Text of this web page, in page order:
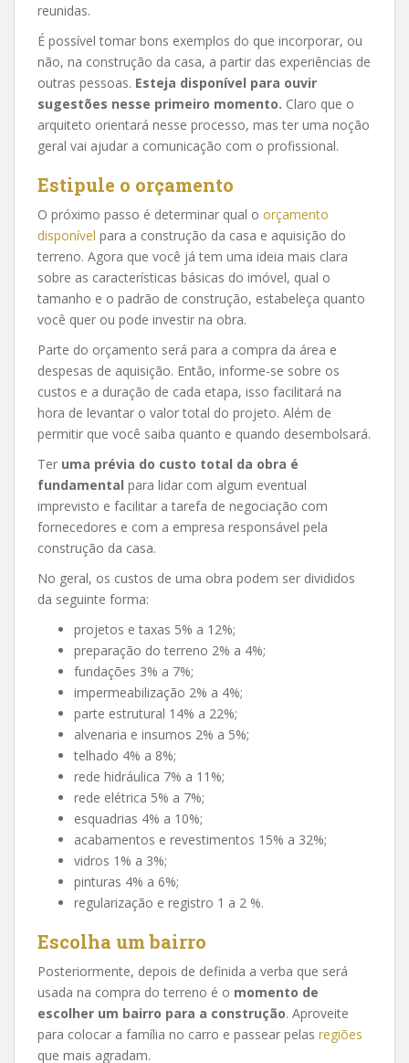
reunidas.
É possível tomar bons exemplos do que incorporar, ou
não, na construção da casa, a partir das experiências de
outras pessoas. Esteja disponível para ouvir
sugestões nesse primeiro momento. Claro que o
arquiteto orientará nesse processo, mas ter uma noção
geral vai ajudar a comunicação com o profissional.
Estipule o orçamento
O próximo passo é determinar qual o orçamento
disponível para a construção da casa e aquisição do
terreno. Agora que você já tem uma ideia mais clara
sobre as características básicas do imóvel, qual o
tamanho e o padrão de construção, estabeleça quanto
você quer ou pode investir na obra.
Parte do orçamento será para a compra da área e
despesas de aquisição. Então, informe-se sobre os
custos e a duração de cada etapa, isso facilitará na
hora de levantar o valor total do projeto. Além de
permitir que você saiba quanto e quando desembolsará.
Ter uma prévia do custo total da obra é
fundamental para lidar com algum eventual
imprevisto e facilitar a tarefa de negociação com
fornecedores e com a empresa responsável pela
construção da casa.
No geral, os custos de uma obra podem ser divididos
da seguinte forma:
projetos e taxas 5% a 12%;
preparação do terreno 2% a 4%;
fundações 3% a 7%;
impermeabilização 2% a 4%;
parte estrutural 14% a 22%;
alvenaria e insumos 2% a 5%;
telhado 4% a 8%;
rede hidráulica 7% a 11%;
rede elétrica 5% a 7%;
esquadrias 4% a 10%;
acabamentos e revestimentos 15% a 32%;
vidros 1% a 3%;
pinturas 4% a 6%;
regularização e registro 1 a 2 %.
Escolha um bairro
Posteriormente, depois de definida a verba que será
usada na compra do terreno é o momento de
escolher um bairro para a construção. Aproveite
para colocar a família no carro e passear pelas regiões
que mais agradam.